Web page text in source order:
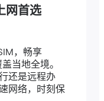
网首选
，畅享
当地全境。
还是远程办
网络，时刻保